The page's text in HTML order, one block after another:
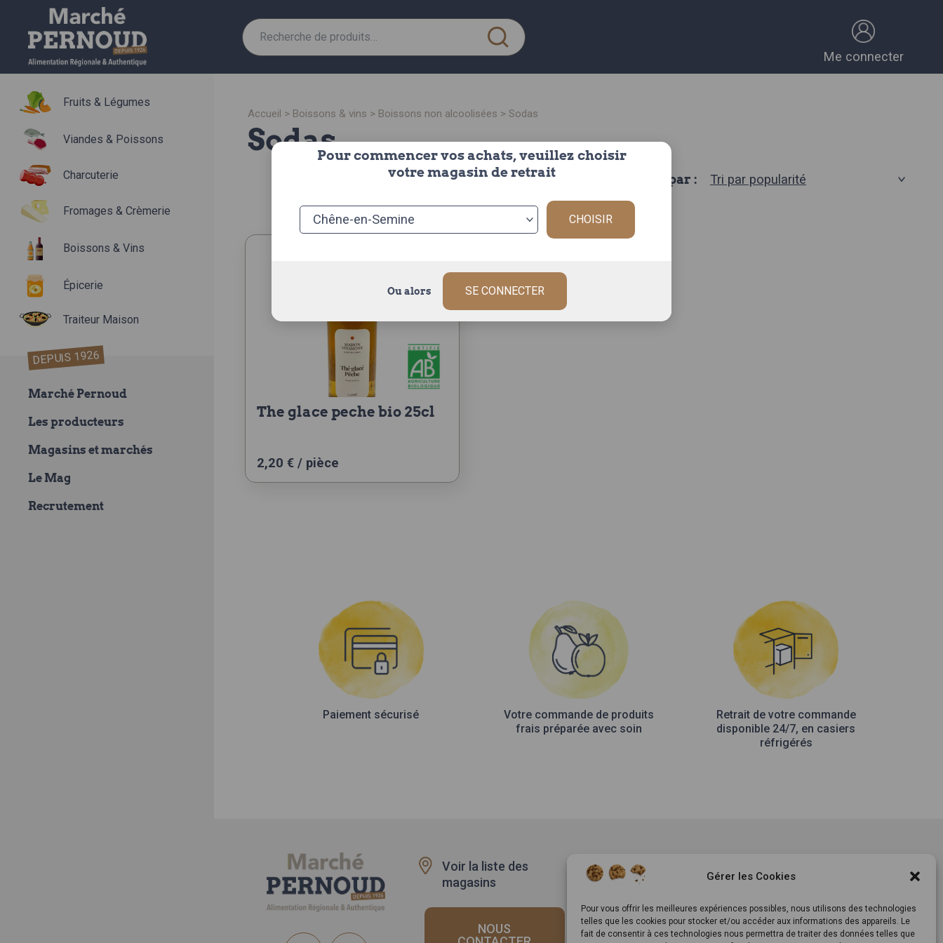
Gérer les Cookies
Pour vous offrir les meilleures expériences possibles, nous utilisons des technologies
telles que les cookies pour stocker et/ou accéder aux informations des appareils. Le
fait de consentir à ces technologies nous permettra de traiter des données telles que
Me connecter
Recherche
pour :
Fruits & Légumes
Viandes & Poissons
Charcuterie
Fromages & Crèmerie
Boissons & Vins
Épicerie
Traiteur Maison
DEPUIS 1926
Marché Pernoud
Les producteurs
Magasins et marchés
Le Mag
Recrutement
Pour commencer vos achats, veuillez choisir
votre magasin de retrait
CHOISIR
Ou alors SE CONNECTER
accueil > boissons & vins > boissons non alcoolisées > sodas
sodas
Trier par :
the glace peche bio 25cl
2,20 € / pièce
Paiement sécurisé
Votre commande de produits
frais préparée avec soin
Retrait de votre commande
disponible 24/7, en casiers
réfrigérés
Voir la liste des
magasins
NOUS
Recrutement
Rappels
produits
Inscrivez-vous à notre
newsletter